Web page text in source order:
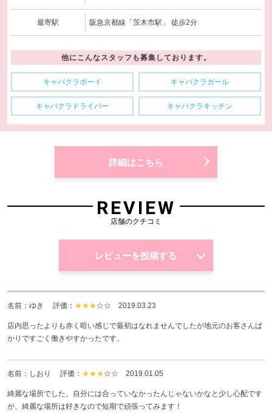
最寄駅 阪急京都線「茨木市駅」 徒歩2分
他にこんなスタッフも募集しております。
キャバクラボーイ キャバクラガール
キャバクラドライバー キャバクラキッチン
詳細はこちら
REVIEW
店舗のクチコミ
レビューを投稿する
名前：ゆき 評価： ★★★☆☆ 2019.03.23
店内思ったよりも赤く暗い感じで最初はなれませんでしたが地元のお客さんば
かりですごく働きやすかったです。
名前：しおり 評価： ★★★☆☆ 2019.01.05
綺麗な場所でした。自分には合っていなかったんじゃないかなと少し心配です
が、綺麗な場所は好きなので短期で頑張ってみます！